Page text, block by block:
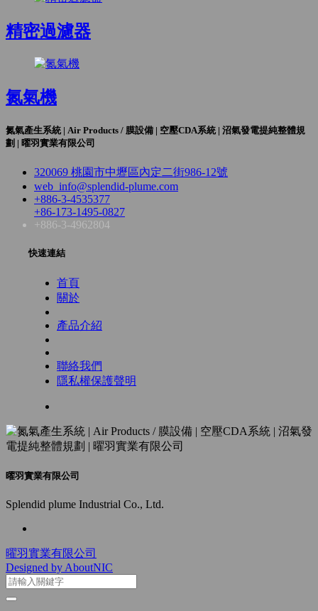
精密過濾器
氮氣機
氮氣產生系統 | Air Products / 膜設備 | 空壓CDA系統 | 沼氣發電提純整體規
劃 | 曜羽實業有限公司
320069 桃園市中壢區內定二街986-12號
web_info@splendid-plume.com
+886-3-4535377
+86-173-1495-0827
+886-3-4962804
快速連結
首頁
關於
產品介紹
聯絡我們
隱私權保護聲明
曜羽實業有限公司
Splendid plume Industrial Co., Ltd.
曜羽實業有限公司
Designed by AboutNIC